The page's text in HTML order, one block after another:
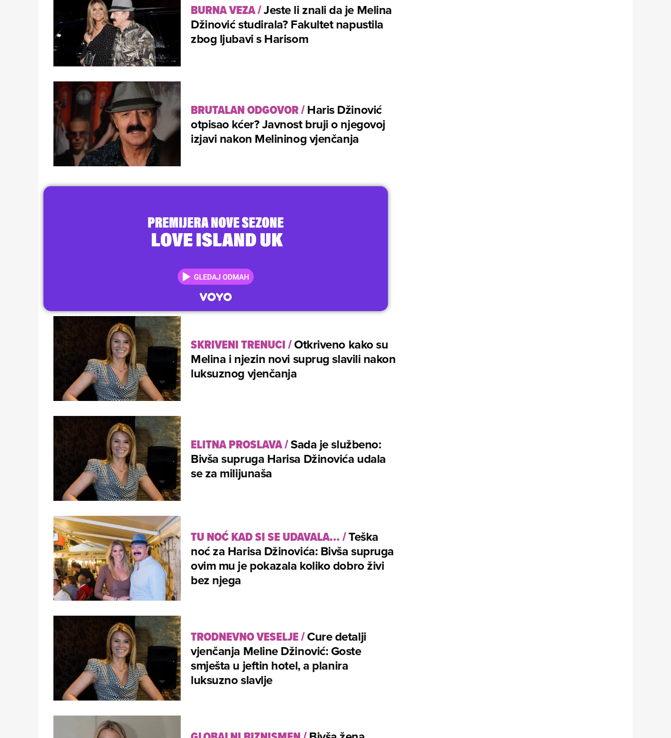
BURNA VEZA/Jeste li znali da je Melina
Džinović studirala? Fakultet napustila
zbog ljubavi s Harisom
BRUTALAN ODGOVOR/Haris Džinović
otpisao kćer? Javnost bruji o njegovoj
izjavi nakon Melininog vjenčanja
SKRIVENI TRENUCI/Otkriveno kako su
Melina i njezin novi suprug slavili nakon
luksuznog vjenčanja
ELITNA PROSLAVA/Sada je službeno:
Bivša supruga Harisa Džinovića udala
se za milijunaša
TU NOĆ KAD SI SE UDAVALA.../Teška
noć za Harisa Džinovića: Bivša supruga
ovim mu je pokazala koliko dobro živi
bez njega
TRODNEVNO VESELJE/Cure detalji
vjenčanja Meline Džinović: Goste
smješta u jeftin hotel, a planira
luksuzno slavlje